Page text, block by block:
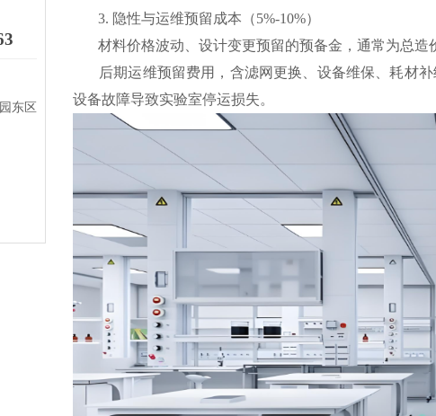
东区
3. 隐性与运维预留成本（5%-10%）
材料价格波动、设计变更预留的预备金，通常为总造
后期运维预留费用，含滤网更换、设备维保、耗材补
设备故障导致实验室停运损失。